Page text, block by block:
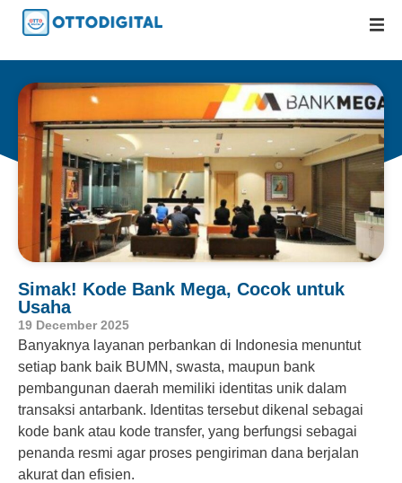
Simak! Kode Bank Mega, Cocok untuk
Usaha
19 December 2025
Banyaknya layanan perbankan di Indonesia menuntut
setiap bank baik BUMN, swasta, maupun bank
pembangunan daerah memiliki identitas unik dalam
transaksi antarbank. Identitas tersebut dikenal sebagai
kode bank atau kode transfer, yang berfungsi sebagai
penanda resmi agar proses pengiriman dana berjalan
akurat dan efisien.